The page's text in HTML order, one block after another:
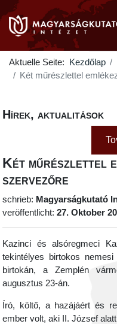
Aktuelle Seite: Kezdőlap
Két műrészlettel
Hírek, aktualitások
Két műrészlettel
szervezőre
schrieb: Magyarságkutató
veröffentlicht:27. Oktober
Kazinci és alsóregmeci
tekintélyes birtokos
birtokán, a Zemplén
augusztus 23-án.
Író, költő, a hazájáért és
ember volt, aki II. József